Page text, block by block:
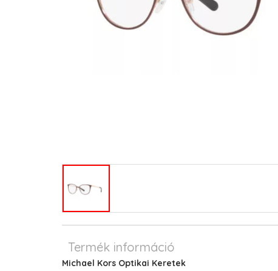
Termék információ
Michael Kors Optikai Keretek